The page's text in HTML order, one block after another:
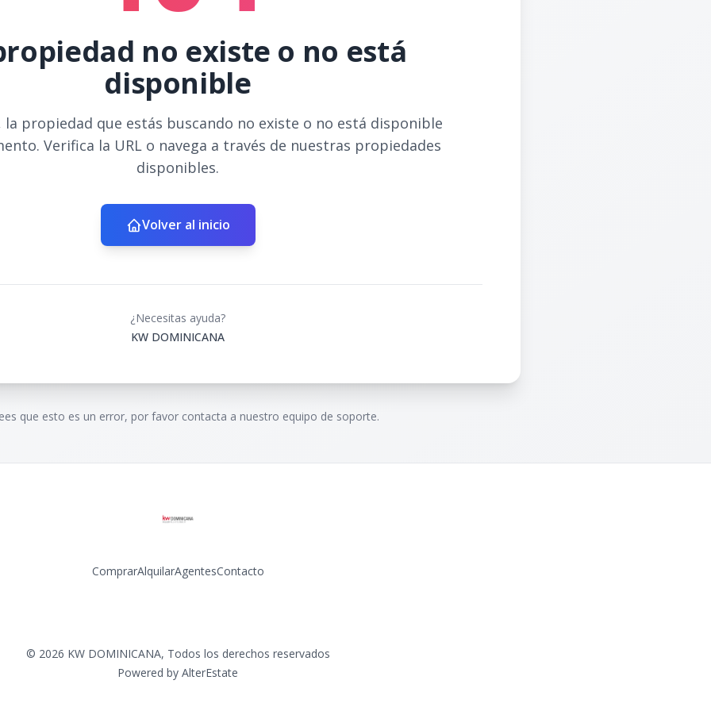
no existe o no está
disponible
propiedad que estás buscando no existe o no está disponible
Verifica la URL o navega a través de nuestras propiedades
disponibles.
Volver al inicio
¿Necesitas ayuda?
KW DOMINICANA
que esto es un error, por favor contacta a nuestro equipo de soporte.
ComprarAlquilarAgentesContacto
© 2026 KW DOMINICANA, Todos los derechos reservados
Powered by AlterEstate